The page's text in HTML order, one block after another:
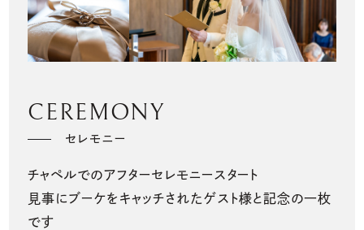
CEREMONY
セレモニー
チャペルでのアフターセレモニースタート
見事にブーケをキャッチされたゲスト様と記念の一枚
です